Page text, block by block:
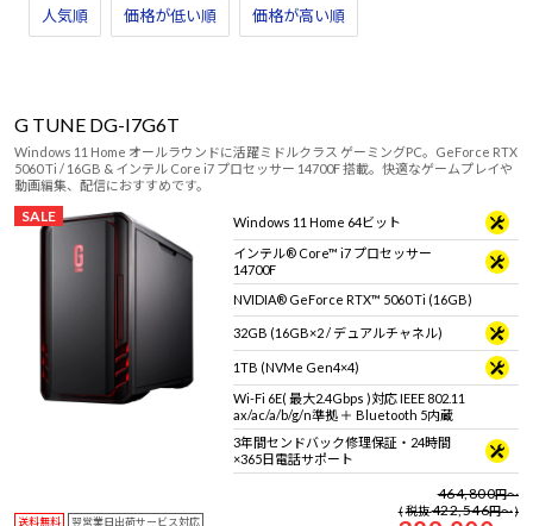
人気順 価格が低い順 価格が高い順
G TUNE DG-I7G6T
Windows 11 Home オールラウンドに活躍ミドルクラス ゲーミングPC。GeForce RTX
5060 Ti / 16GB & インテル Core i7 プロセッサー 14700F 搭載。快適なゲームプレイや
動画編集、配信におすすめです。
SALE
Windows 11 Home 64ビット
インテル® Core™ i7 プロセッサー
14700F
NVIDIA® GeForce RTX™ 5060 Ti (16GB)
32GB (16GB×2 / デュアルチャネル)
1TB (NVMe Gen4×4)
Wi-Fi 6E( 最大2.4Gbps )対応 IEEE 802.11
ax/ac/a/b/g/n準拠 ＋ Bluetooth 5内蔵
3年間センドバック修理保証・24時間
×365日電話サポート
送料無料 翌営業日出荷サービス対応
464,800円～
税抜422,546円～